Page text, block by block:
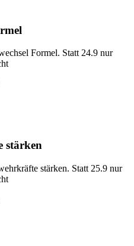
Formel. Statt 24.9 nur
stärken
stärken. Statt 25.9 nur